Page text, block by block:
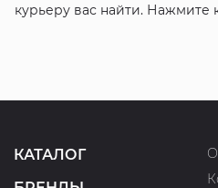
курьеру вас найти. Нажмите
КАТАЛОГ